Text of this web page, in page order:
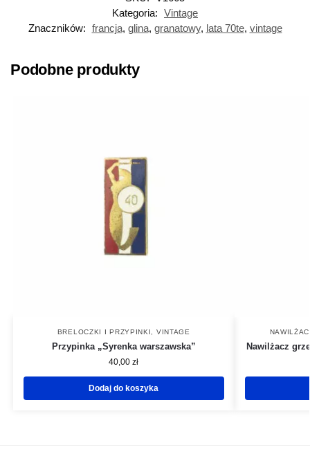
Kategoria: Vintage
Znaczników: francja, glina, granatowy, lata 70te, vintage
Podobne produkty
BRELOCZKI I PRZYPINKI, VINTAGE
Przypinka „Syrenka warszawska”
40,00zł
Dodaj do koszyka
Nawilżacz